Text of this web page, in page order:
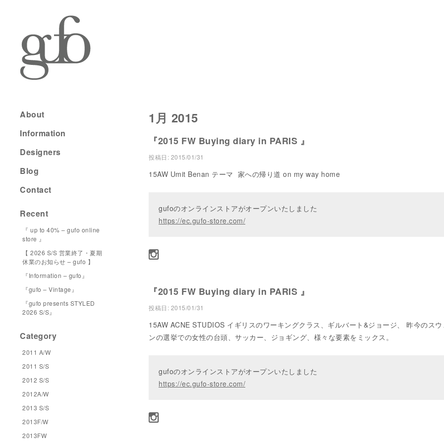
1月 2015
『2015 FW Buying diary in PARIS 』
投稿日: 2015/01/31
15AW Umit Benan テーマ 家への帰り道 on my way home
gufoのオンラインストアがオープンいたしました
https://ec.gufo-store.com/
『2015 FW Buying diary in PARIS 』
投稿日: 2015/01/31
15AW ACNE STUDIOS イギリスのワーキングクラス、ギルバート&ジョージ、 昨今のス
ンの選挙での女性の台頭、サッカー、ジョギング、様々な要素をミックス。
gufoのオンラインストアがオープンいたしました
https://ec.gufo-store.com/
About
Information
Designers
Blog
Contact
Recent
『 up to 40% – gufo online
store 』
【 2026 S/S 営業終了・夏期
休業のお知らせ – gufo 】
『Information – gufo』
『gufo – Vintage』
『gufo presents STYLED
2026 S/S』
Category
2011 A/W
2011 S/S
2012 S/S
2012A/W
2013 S/S
2013F/W
2013FW